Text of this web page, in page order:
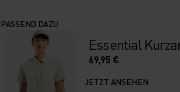
PASSEND DAZU
Essential
69,95 €
JETZT ANSEHEN